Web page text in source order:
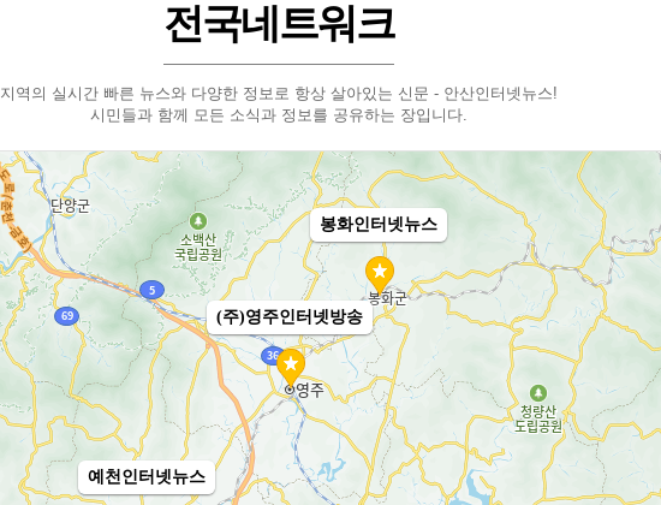
전국네트워크
지역의 실시간 빠른 뉴스와 다양한 정보로 항상 살아있는 신문 - 안산인터넷뉴스!
시민들과 함께 모든 소식과 정보를 공유하는 장입니다.